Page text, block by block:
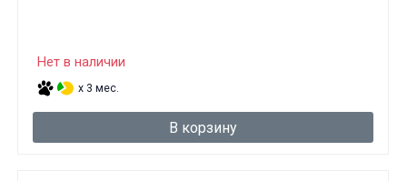
Нет в наличии
x 3 мес.
В корзину